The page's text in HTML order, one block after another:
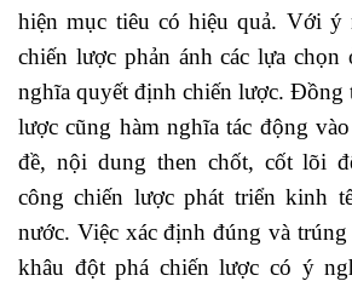
hiện mục tiêu có hiệu quả. Với ý
chiến lược phản ánh các lựa
nghĩa quyết định chiến lược. Đồng
lược cũng hàm nghĩa tác động
đề, nội dung then chốt, cốt lõi
công chiến lược phát triển kinh
nước. Việc xác định đúng và trúng
khâu đột phá chiến lược có ý